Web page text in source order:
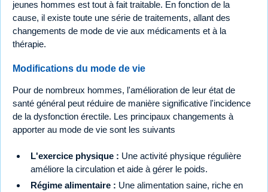
jeunes hommes est tout à fait traitable. En fonction de la
cause, il existe toute une série de traitements, allant des
changements de mode de vie aux médicaments et à la
thérapie.
Modifications du mode de vie
Pour de nombreux hommes, l'amélioration de leur état de
santé général peut réduire de manière significative l'incidence
de la dysfonction érectile. Les principaux changements à
apporter au mode de vie sont les suivants
L'exercice physique : Une activité physique régulière
améliore la circulation et aide à gérer le poids.
Régime alimentaire : Une alimentation saine, riche en